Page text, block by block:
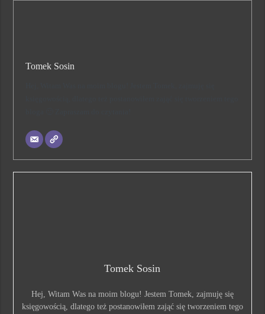
Tomek Sosin
Tomek Sosin
Hej, Witam Was na moim blogu! Jestem Tomek, zajmuję się
księgowością, dlatego też postanowiłem zająć się tworzeniem tego